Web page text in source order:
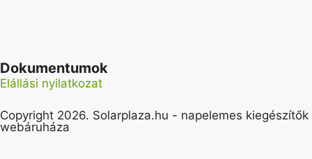
Dokumentumok
Elállási nyilatkozat
Copyright 2026. Solarplaza.hu - napelemes kiegészítők
webáruháza